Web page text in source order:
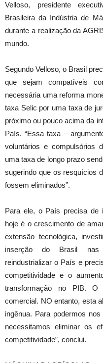
Velloso, presidente
Brasileira da Indústria de
durante a realização da
mundo.
Segundo Velloso, o Brasil
que sejam compatíveis
necessária uma reforma
taxa Selic por uma taxa de
próximo ou pouco acima da
País. “Essa taxa –
voluntários e compulsórios
uma taxa de longo prazo
sugerindo que os resquícios
fossem eliminados”.
Para ele, o País precisa de
hoje é o crescimento de
extensão tecnológica,
inserção do Brasil nas
reindustrializar o País e
competitividade e o
transformação no PIB.
comercial. NO entanto, esta
ingênua. Para podermos
necessitamos eliminar os
competitividade”, conclui.